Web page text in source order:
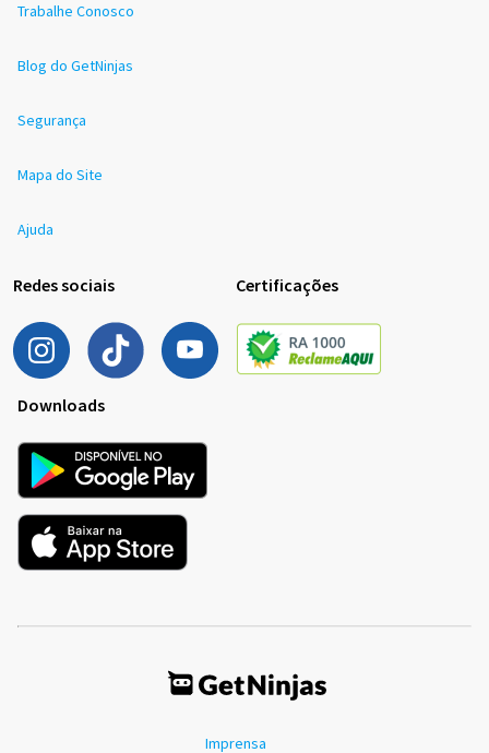
Trabalhe Conosco
Blog do GetNinjas
Segurança
Mapa do Site
Ajuda
Redes sociais Certificações
Downloads
Imprensa